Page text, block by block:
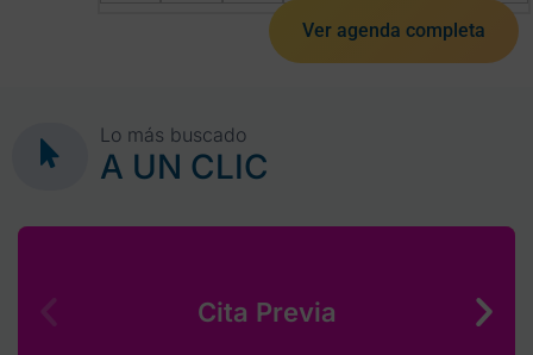
Ver agenda completa
Lo más buscado
A UN CLIC
Cita Previa